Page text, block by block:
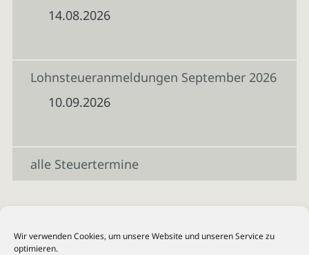
Wir verwenden Cookies, um unsere Website und unseren Service zu
optimieren.
14.08.2026
Lohnsteueranmeldungen September 2026
10.09.2026
alle Steuertermine